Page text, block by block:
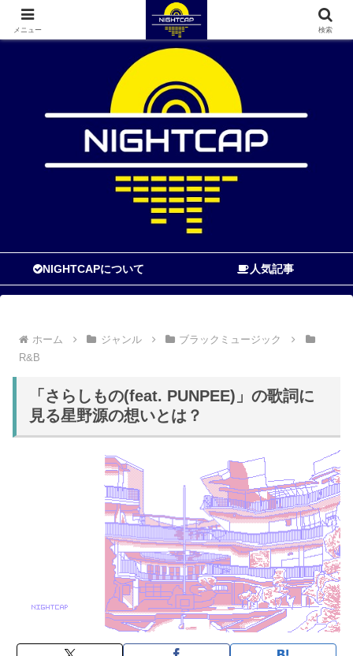
寝る前に読む音楽ブログ
NIGHTCAPについて 人気記事
ホーム ジャンル
ブラックミュージック
R&B
「さらしもの(feat. PUNPEE)」の歌詞に
見る星野源の想いとは？
メニュー 検索